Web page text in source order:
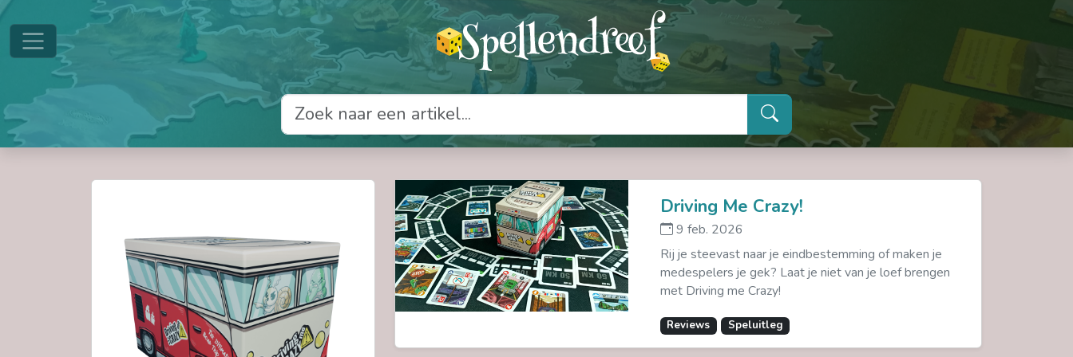
Driving Me Crazy!
9 feb. 2026
Rij je steevast naar je eindbestemming of maken je
medespelers je gek? Laat je niet van je loef brengen
met Driving me Crazy!
Reviews Speluitleg